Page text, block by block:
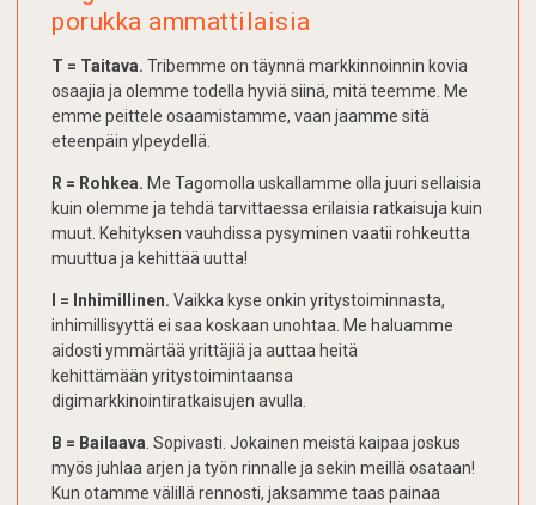
porukka ammattilaisia
T = Taitava. Tribemme on täynnä markkinnoinnin kovia
osaajia ja olemme todella hyviä siinä, mitä teemme. Me
emme peittele osaamistamme, vaan jaamme sitä
eteenpäin ylpeydellä.
R = Rohkea. Me Tagomolla uskallamme olla juuri sellaisia
kuin olemme ja tehdä tarvittaessa erilaisia ratkaisuja kuin
muut. Kehityksen vauhdissa pysyminen vaatii rohkeutta
muuttua ja kehittää uutta!
I = Inhimillinen. Vaikka kyse onkin yritystoiminnasta,
inhimillisyyttä ei saa koskaan unohtaa. Me haluamme
aidosti ymmärtää yrittäjiä ja auttaa heitä
kehittämään yritystoimintaansa
digimarkkinointiratkaisujen avulla.
B = Bailaava . Sopivasti. Jokainen meistä kaipaa joskus
myös juhlaa arjen ja työn rinnalle ja sekin meillä osataan!
Kun otamme välillä rennosti, jaksamme taas painaa